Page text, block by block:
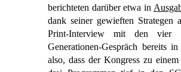
berichteten darüber etwa in
dank seiner gewieften Strategen
Print-Interview mit den vier
Generationen-Gespräch bereits
also, dass der Kongress zu